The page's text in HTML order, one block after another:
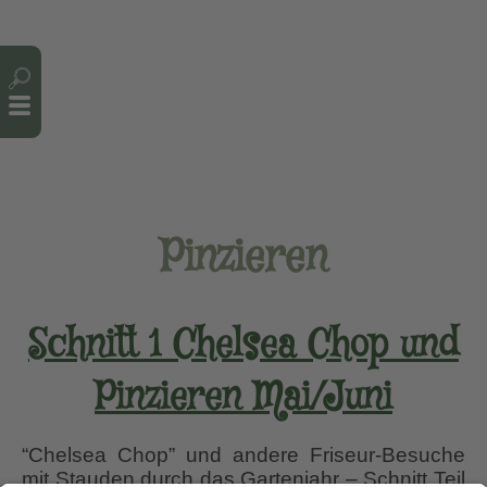
Pinzieren
Schnitt 1 Chelsea Chop und
Pinzieren Mai/Juni
“Chelsea Chop” und andere Friseur-Besuche
mit Stauden durch das Gartenjahr – Schnitt Teil